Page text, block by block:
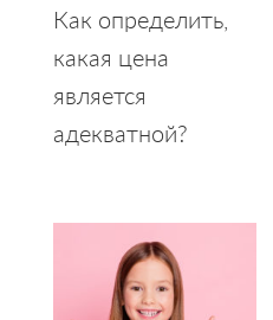
Как определить,
какая цена
является
адекватной?